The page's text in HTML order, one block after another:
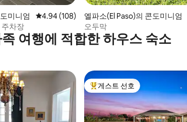
미니엄 평점 4.94점(5점 만점), 후기 108개
4.94 (108)
주차장
엘파소(El Paso)의 콘도미니엄
오두막
여행에 적합한 하우스 숙소
상위 게스트 선호
게스트 선호